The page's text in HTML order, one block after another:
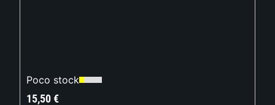
Poco stock
15,50€